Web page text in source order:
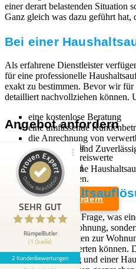
einer derart belastenden Situation
Ganz gleich was dazu geführt hat,
Bei einer
Als erfahrene Dienstleister
für eine professionelle
exakt zu bestimmen. Bevor wir für
detailliert nachvollziehen können.
eine kostenlose Beratung
eine umfassende
die Anrechnung von
Schnelligkeit und
Wenn Sie sich für eine
Eine
Die Antwort auf die Frage, was
dem Zustand der Wohnung,
Zugangsmöglichkeiten zur
Weiterverkauf verwerten
Wohnungsauflösung und einer
Angebot anfordern
Wir sind Experten für
professionelle und preiswerte
Entrümpelungen und
Haushaltsauflösungen.
Angebot anfordern
Rechtliches
Impressum
Datenschutzerklärung
SEHR GUT
RümpelButler
(1 Quelle)
2 Kundenbewertungen
Kundenbewertungen und
RümpelButler
SEHR GUT
5,00 / 5,00
Blick aufs ProvenExpert-Profil